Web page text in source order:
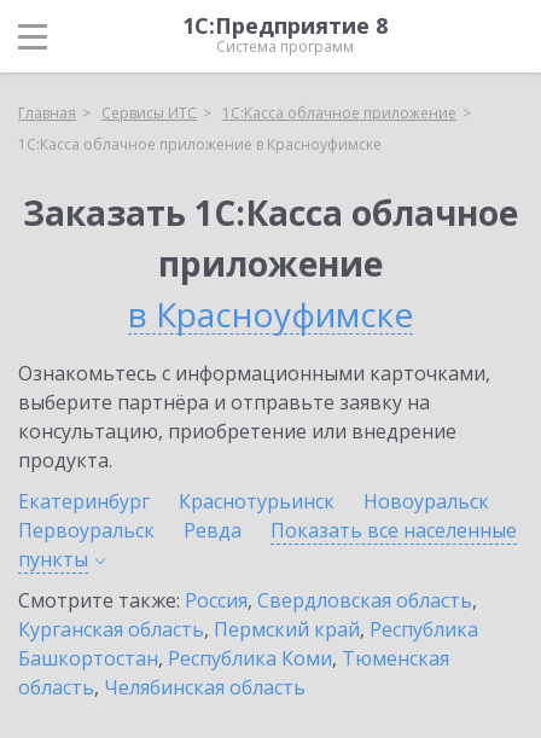
1С:Предприятие 8
Система программ
Главная Сервисы ИТС
1С:Касса облачное приложение
1С:Касса облачное приложение в Красноуфимске
Заказать 1С:Касса облачное
приложение
в Красноуфимске
Ознакомьтесь с информационными карточками,
выберите партнёра и отправьте заявку на
консультацию, приобретение или внедрение
продукта.
Екатеринбург
Краснотурьинск
Новоуральск
Первоуральск
Ревда
Показать все населенные
пункты
Смотрите также: Россия, Свердловская область,
Курганская область, Пермский край, Республика
Башкортостан, Республика Коми, Тюменская
область, Челябинская область